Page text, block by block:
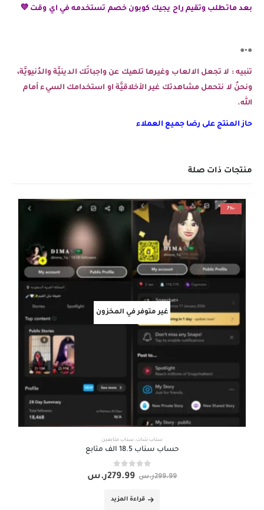
بعد ماتطلب وتقيم راح يجيك كوبون خصم تستخدمه في اي وقت 💜
●•●
تنبيه : لا تجعل الالعاب وغيرها تلهيك عن واجباتَك الدينيَّة والدُنيويَّة،
ونحنُ لا نتحمل مشاهدتك غير الأخلاقيَّة او استخدامك السيء أمام
الله.
حاز المنتج على رضا جميع العملاء
منتجات ذات صلة
-7%
غير متوفر في المخزون
سناب شات , سناب متابعين
حساب سناب 18.5 الف متابع
299.99ر.س 279.99ر.س
قراءة المزيد